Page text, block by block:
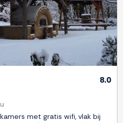
8.0
met gratis wifi, vlak bij